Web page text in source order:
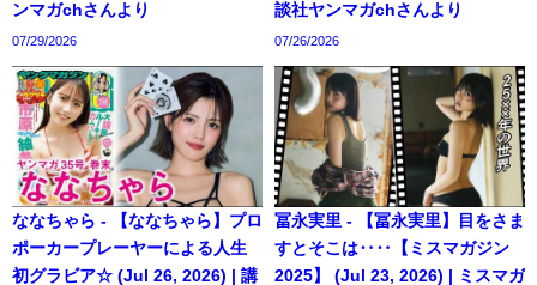
ンマガchさんより
07/29/2026
談社ヤンマガchさんより
07/26/2026
ななちゃら - 【ななちゃら】プロ
ポーカープレーヤーによる人生
初グラビア☆ (Jul 26, 2026) | 講
冨永実里 - 【冨永実里】目をさま
すとそこは‥‥【ミスマガジン
2025】 (Jul 23, 2026) | ミスマガ